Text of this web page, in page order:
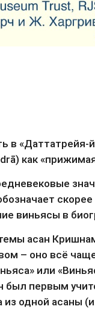
в «Даттатрейя-
как
виньясы в
асан
– оно всё
или
был первым
из одной асаны